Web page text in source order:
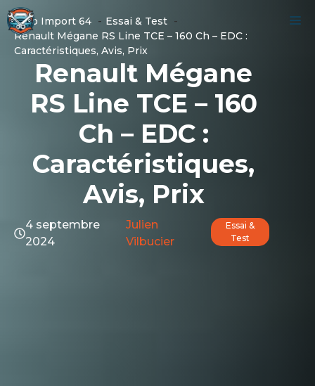
Aller
au
contenu
Auto Import 64
Essai & Test
Renault Mégane RS Line TCE – 160 Ch – EDC :
Caractéristiques, Avis, Prix
Renault Mégane
RS Line TCE – 160
Ch – EDC :
Caractéristiques,
Avis, Prix
4 septembre
2024
Julien
Vilbucier
Essai &
Test